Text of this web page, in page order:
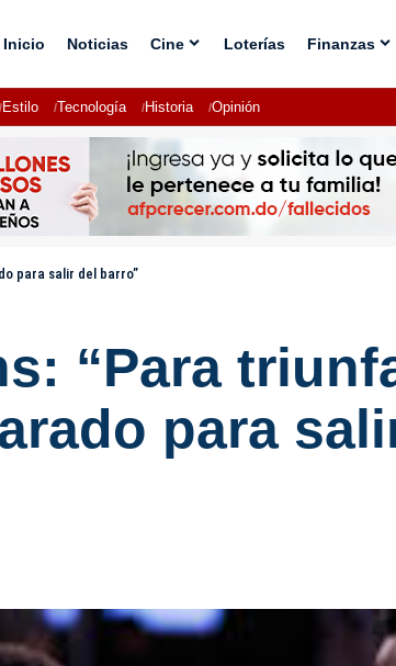
Inicio Noticias Cine Loterías Finanzas
Estilo Tecnología Historia Opinión
para salir del barro”
“Para
para